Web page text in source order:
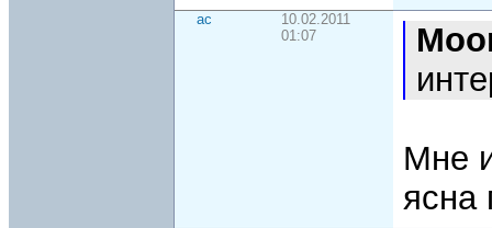
ac
10.02.2011
01:07
Мне
ясна